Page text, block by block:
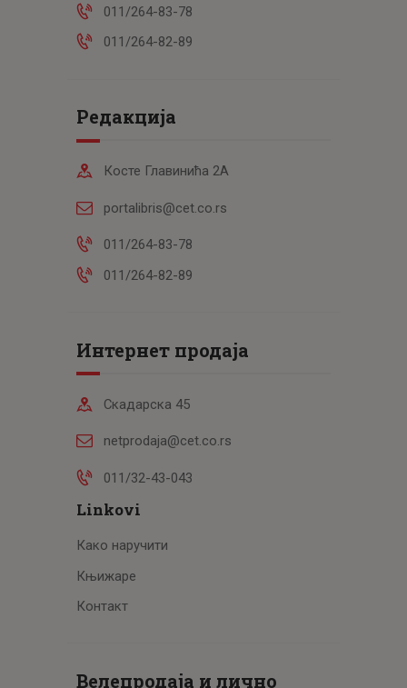
011/264-83-78
011/264-82-89
Редакција
Косте Главинића 2А
portalibris@cet.co.rs
011/264-83-78
011/264-82-89
Интернет продаја
Скадарска 45
netprodaja@cet.co.rs
011/32-43-043
Linkovi
Како наручити
Књижаре
Контакт
Велепродаја и лично